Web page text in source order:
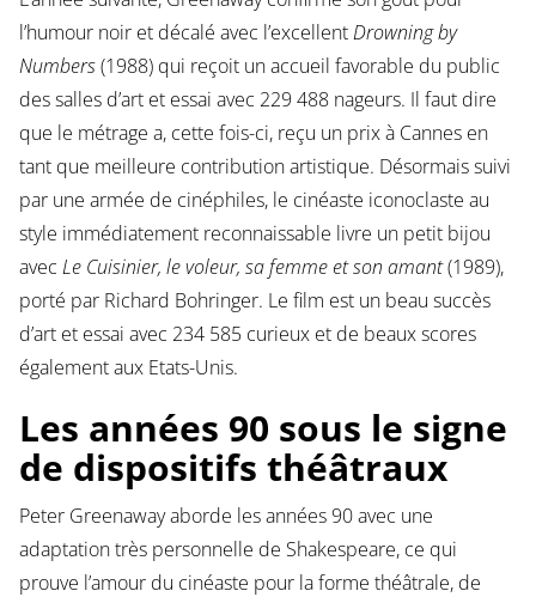
l’humour noir et décalé avec l’excellentDrowning by
Numbers(1988) qui reçoit un accueil favorable du public
des salles d’art et essai avec 229 488 nageurs. Il faut dire
que le métrage a, cette fois-ci, reçu un prix à Cannes en
tant que meilleure contribution artistique. Désormais suivi
par une armée de cinéphiles, le cinéaste iconoclaste au
style immédiatement reconnaissable livre un petit bijou
avec Le Cuisinier, le voleur, sa femme et son amant(1989),
porté par Richard Bohringer. Le film est un beau succès
d’art et essai avec 234 585 curieux et de beaux scores
également aux Etats-Unis.
Les années 90 sous le signe
de dispositifs théâtraux
Peter Greenaway aborde les années 90 avec une
adaptation très personnelle de Shakespeare, ce qui
prouve l’amour du cinéaste pour la forme théâtrale, de